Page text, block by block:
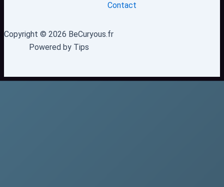
Contact
Copyright © 2026 BeCuryous.fr
Powered by Tips